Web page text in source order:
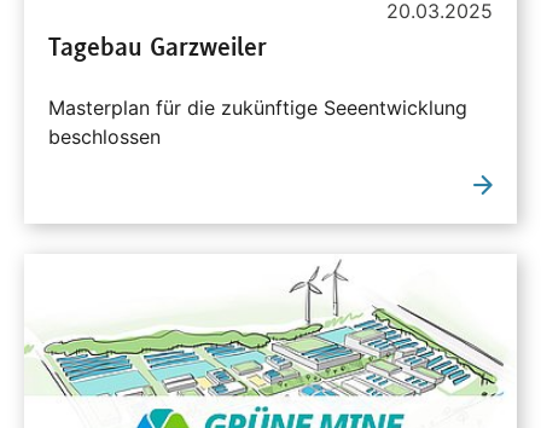
20.03.2025
Tagebau Garzweiler
Masterplan für die zukünftige Seeentwicklung
beschlossen